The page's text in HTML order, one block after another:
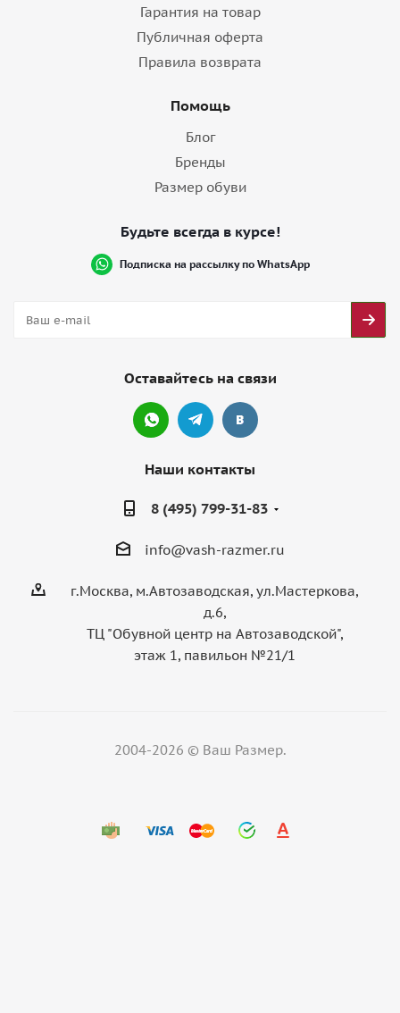
Гарантия на товар
Публичная оферта
Правила возврата
Помощь
Блог
Бренды
Размер обуви
Будьте всегда в курсе!
Подписка на рассылку по WhatsApp
Оставайтесь на связи
Наши контакты
8 (495) 799-31-83
info@vash-razmer.ru
г.Москва, м.Автозаводская, ул.Мастеркова,
д.6,
ТЦ "Обувной центр на Автозаводской",
этаж 1, павильон №21/1
2004-2026 © Ваш Размер.